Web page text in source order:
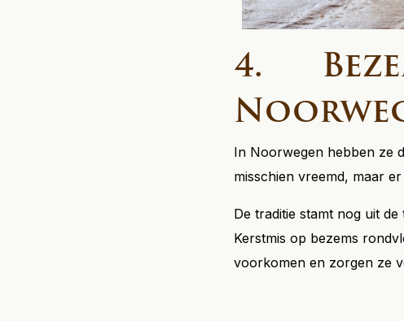
4.
In Noorwegen hebben ze
misschien vreemd, maar
De traditie stamt nog uit
Kerstmis op bezems
voorkomen en zorgen ze